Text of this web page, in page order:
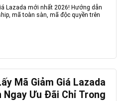
Lazada mới nhất 2026! Hướng dẫn
mã toàn sàn, mã độc quyền trên
Mã Giảm Giá Lazada
Ngay Ưu Đãi Chỉ Trong